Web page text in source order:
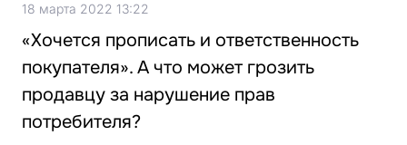
18 марта 2022 13:22
«Хочется прописать и ответственность
покупателя». А что может грозить
продавцу за нарушение прав
потребителя?